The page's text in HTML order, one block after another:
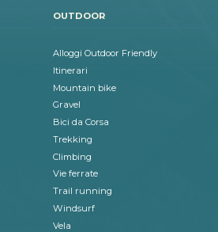
OUTDOOR
Alloggi Outdoor Friendly
Itinerari
Mountain bike
Gravel
Bici da Corsa
Trekking
Climbing
Vie ferrate
Trail running
Windsurf
Vela